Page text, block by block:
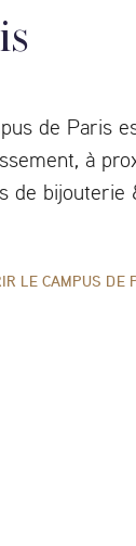
de Paris
à
de bijouterie
LE CAMPUS DE